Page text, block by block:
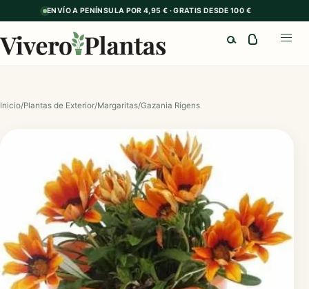
ENVÍO A PENÍNSULA POR 4,95 € · GRATIS DESDE 100 €
Inicio/Plantas de Exterior/Margaritas/Gazania Rigens